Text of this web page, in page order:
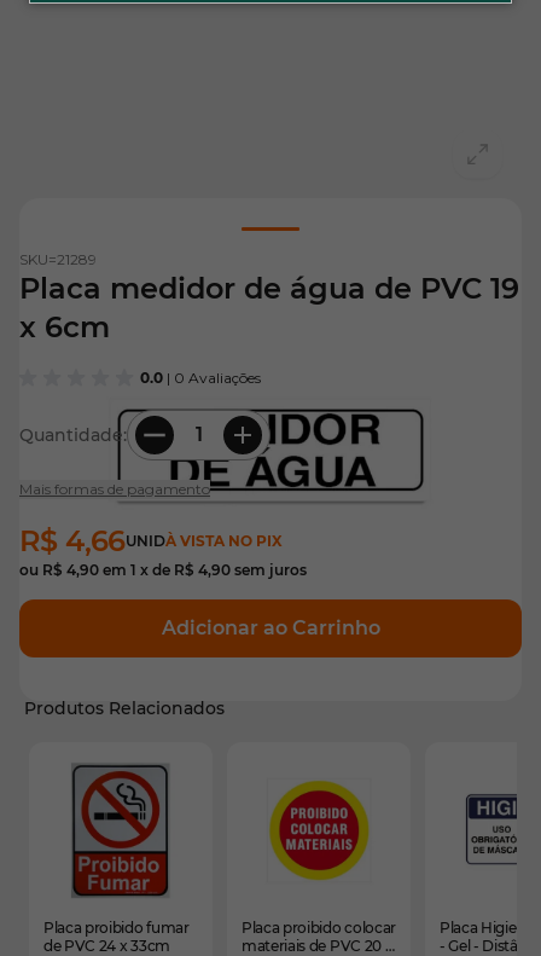
0.0 | 0 Avaliações
SKU=21289
Placa medidor de água de PVC 19
x 6cm
Quantidade:
Mais formas de pagamento
R$ 4,66UNIDÀ VISTA NO PIX
ou R$ 4,90 em 1 x de R$ 4,90 sem juros
Adicionar ao Carrinho
Produtos Relacionados
Placa proibido fumar
de PVC 24 x 33cm
Placa proibido colocar
materiais de PVC 20 x
Placa Higiene
- Gel -